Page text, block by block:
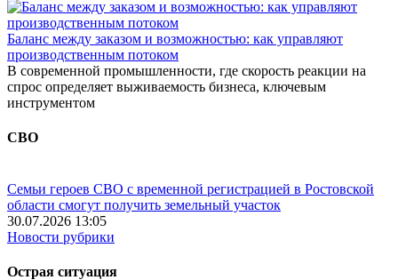
Баланс между заказом и возможностью: как управляют
производственным потоком
В современной промышленности, где скорость реакции на
спрос определяет выживаемость бизнеса, ключевым
инструментом
СВО
Семьи героев СВО с временной регистрацией в Ростовской
области смогут получить земельный участок
30.07.2026 13:05
Новости рубрики
Острая ситуация